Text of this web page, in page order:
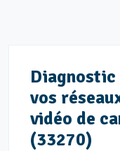
vos
vidéo de
(33270)